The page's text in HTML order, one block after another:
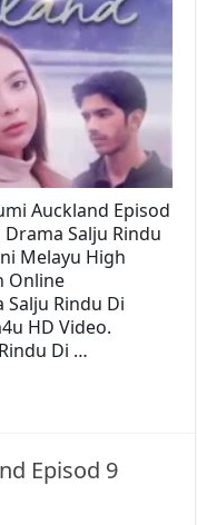
Auckland Episod
Salju Rindu
Melayu High
Online
Rindu Di
HD Video.
Di …
Episod 9